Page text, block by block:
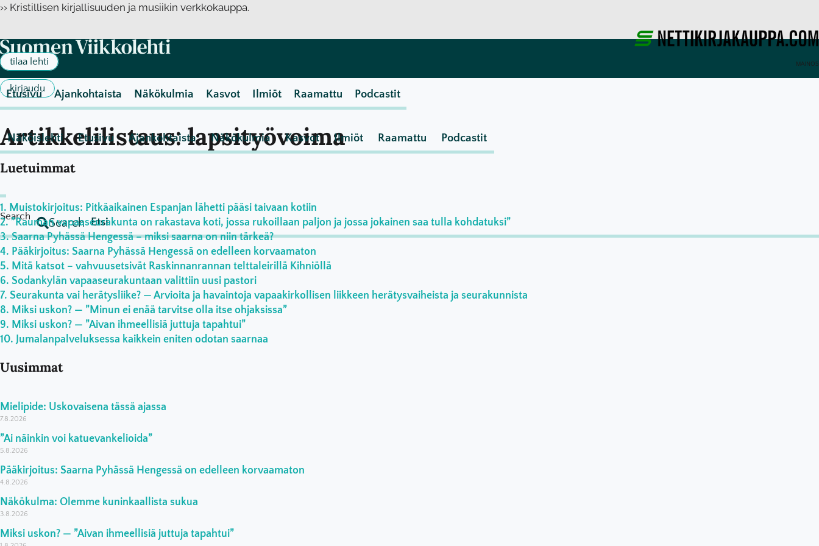
Mene
›› Kristillisen kirjallisuuden ja musiikin verkkokauppa.
MAINOS
tilaa lehti
kirjaudu
Etusivu Ajankohtaista Näkökulmia Kasvot Ilmiöt Raamattu Podcastit
Näköislehti Etusivu Ajankohtaista Näkökulmia Kasvot Ilmiöt Raamattu Podcastit
Search Search
Artikkelilistaus: lapsityövoima
Luetuimmat
Muistokirjoitus: Pitkäaikainen Espanjan lähetti pääsi taivaan kotiin
”Rauman vapaaseurakunta on rakastava koti, jossa rukoillaan paljon ja jossa jokainen saa tulla kohdatuksi”
Saarna Pyhässä Hengessä – miksi saarna on niin tärkeä?
Pääkirjoitus: Saarna Pyhässä Hengessä on edelleen korvaamaton
Mitä katsot – vahvuusetsivät Raskinnanrannan telttaleirillä Kihniöllä
Sodankylän vapaaseurakuntaan valittiin uusi pastori
Seurakunta vai herätysliike? — Arvioita ja havaintoja vapaakirkollisen liikkeen herätysvaiheista ja seurakunnista
Miksi uskon? — ”Minun ei enää tarvitse olla itse ohjaksissa”
Miksi uskon? — ”Aivan ihmeellisiä juttuja tapahtui”
Jumalanpalveluksessa kaikkein eniten odotan saarnaa
Uusimmat
Mielipide: Uskovaisena tässä ajassa
7.8.2026
”Ai näinkin voi katuevankelioida”
5.8.2026
Pääkirjoitus: Saarna Pyhässä Hengessä on edelleen korvaamaton
4.8.2026
Näkökulma: Olemme kuninkaallista sukua
3.8.2026
Miksi uskon? — ”Aivan ihmeellisiä juttuja tapahtui”